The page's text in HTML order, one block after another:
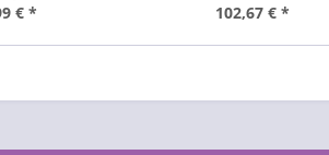
€ * 102,67 € *